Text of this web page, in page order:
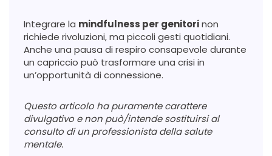
Integrare la mindfulness per genitorinon
richiede rivoluzioni, ma piccoli gesti quotidiani.
Anche una pausa di respiro consapevole durante
un capriccio può trasformare una crisi in
un’opportunità di connessione.
Questo articolo ha puramente carattere
divulgativo e non può/intende sostituirsi al
consulto di un professionista della salute
mentale.